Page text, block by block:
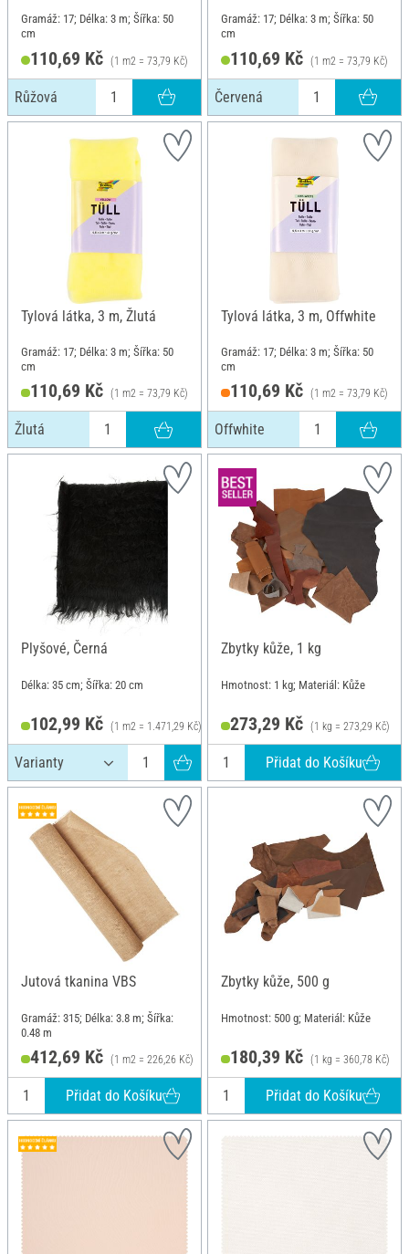
Gramáž: 17; Délka: 3 m; Šířka: 50
cm
110,69 Kč (1 m2 = 73,79 Kč)
Růžová
Gramáž: 17; Délka: 3 m; Šířka: 50
cm
110,69 Kč (1 m2 = 73,79 Kč)
Červená
Tylová látka, 3 m, Žlutá
Gramáž: 17; Délka: 3 m; Šířka: 50
cm
110,69 Kč (1 m2 = 73,79 Kč)
Žlutá
Tylová látka, 3 m, Offwhite
Gramáž: 17; Délka: 3 m; Šířka: 50
cm
110,69 Kč (1 m2 = 73,79 Kč)
Offwhite
Plyšové, Černá
Délka: 35 cm; Šířka: 20 cm
102,99 Kč (1 m2 = 1.471,29 Kč)
Zbytky kůže, 1 kg
Hmotnost: 1 kg; Materiál: Kůže
273,29 Kč (1 kg = 273,29 Kč)
Přidat do Košíku
Jutová tkanina VBS
Gramáž: 315; Délka: 3.8 m; Šířka:
0.48 m
412,69 Kč (1 m2 = 226,26 Kč)
Přidat do Košíku
Zbytky kůže, 500 g
Hmotnost: 500 g; Materiál: Kůže
180,39 Kč (1 kg = 360,78 Kč)
Přidat do Košíku